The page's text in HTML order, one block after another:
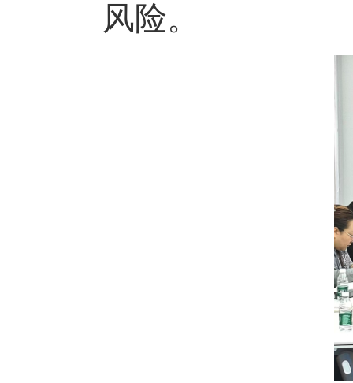
风险。